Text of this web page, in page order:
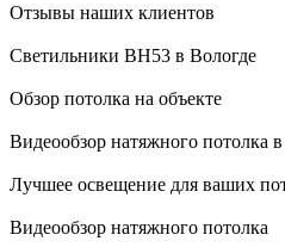
Отзывы наших клиентов
Светильники BH53 в Вологде
Обзор потолка на объекте
Видеообзор натяжного потолка
Лучшее освещение для ваших
Видеообзор натяжного потолка